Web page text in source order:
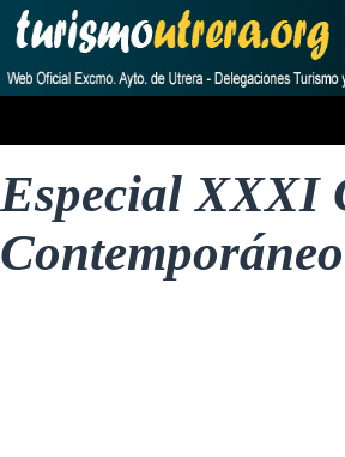
Especial XXXI